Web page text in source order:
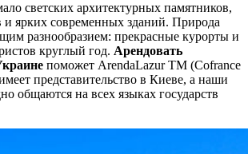
светских архитектурных памятников,
и ярких современных зданий. Природа
разнообразием: прекрасные курорты и
круглый год. Арендовать
поможет ArendaLazur TM (Cofrance
представительство в Киеве, а наши
общаются на всех языках государств